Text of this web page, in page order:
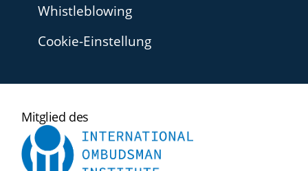
Whistleblowing
Cookie-Einstellung
Mitglied des
International
Ombudsman
Institute